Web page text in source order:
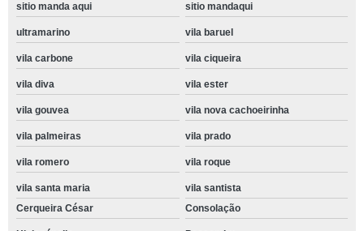
sitio manda aqui sitio mandaqui
ultramarino vila baruel
vila carbone vila ciqueira
vila diva vila ester
vila gouvea vila nova cachoeirinha
vila palmeiras vila prado
vila romero vila roque
vila santa maria
vila santista
Cerqueira César
Consolação